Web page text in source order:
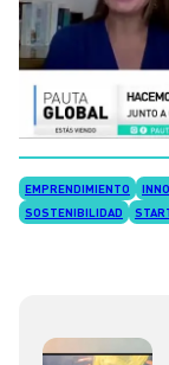
EMPRENDIMIENTO
SOSTENIBILIDAD